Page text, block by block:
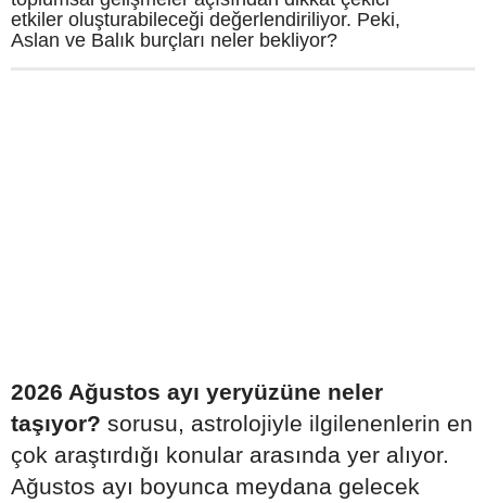
etkiler oluşturabileceği değerlendiriliyor. Peki,
Aslan ve Balık burçları neler bekliyor?
2026 Ağustos ayı yeryüzüne neler
taşıyor? sorusu, astrolojiyle ilgilenenlerin en
çok araştırdığı konular arasında yer alıyor.
Ağustos ayı boyunca meydana gelecek